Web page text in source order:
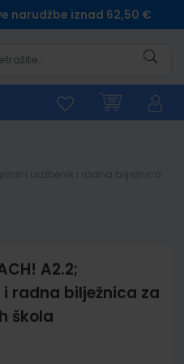
narudžbe iznad 62,50 €
A2.2;
radna bilježnica za
škola